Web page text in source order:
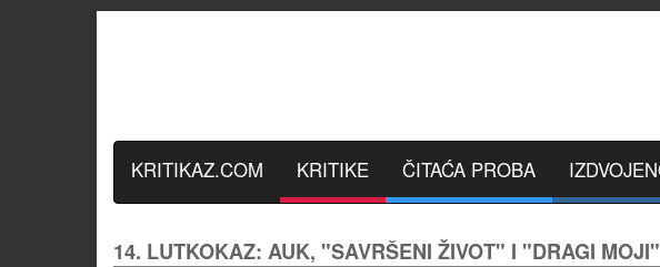
KRITIKAZ.COM KRITIKE ČITAĆA PROBA
14. LUTKOKAZ: AUK, "SAVRŠENI ŽIVOT" I "DRAGI MOJI"